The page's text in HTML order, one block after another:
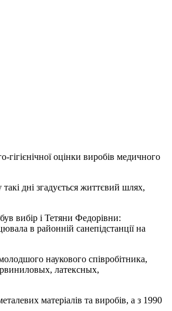
оцінки виробів медичного
дні згадується життєвий шлях,
вибір і Тетяни Федорівни:
в районній санепідстанції на
наукового співробітника,
латексных,
матеріалів та виробів, а з 1990